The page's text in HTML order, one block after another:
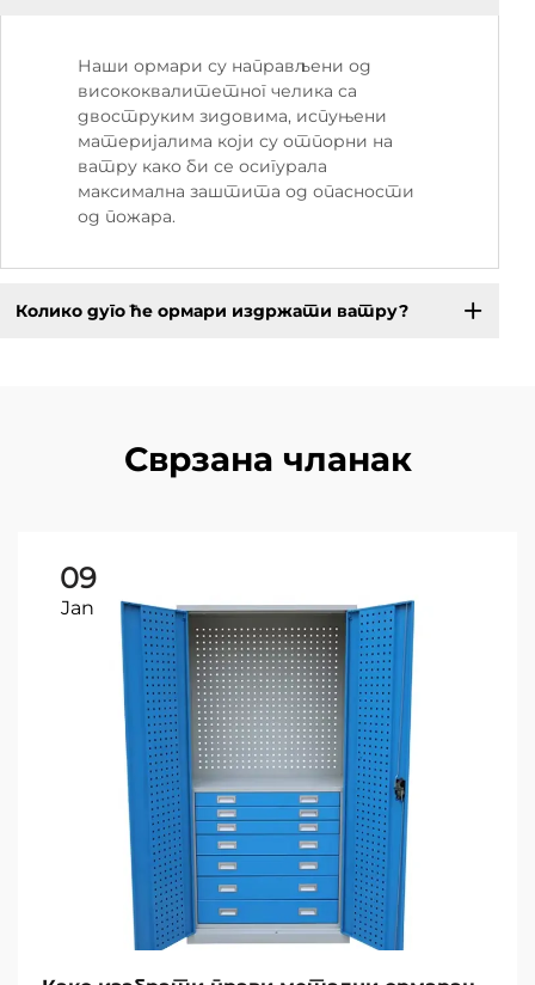
Наши ормари су направљени од
висококвалитетног челика са
двоструким зидовима, испуњени
материјалима који су отпорни на
ватру како би се осигурала
максимална заштита од опасности
од пожара.
Колико дуго ће ормари издржати ватру?
Сврзана чланак
09
Jan